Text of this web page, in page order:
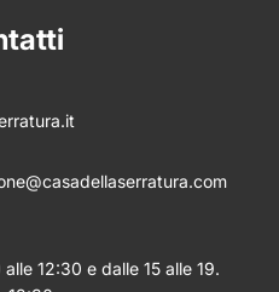
un massimo di 5MB)
Invia
12:30 e dalle 15 alle 19.